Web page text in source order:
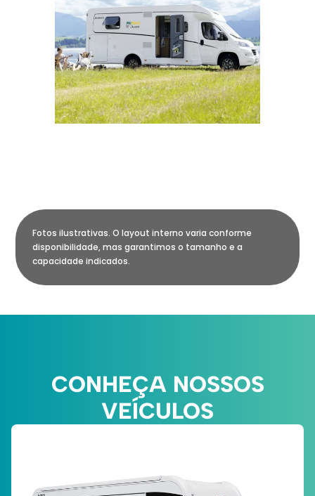
Fotos ilustrativas. O layout interno varia conforme
disponibilidade, mas garantimos o tamanho e a
capacidade indicados.
CONHEÇA NOSSOS
VEÍCULOS